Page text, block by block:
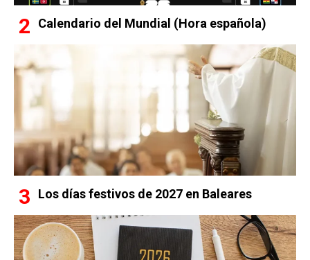
Calendario del Mundial (Hora española)
Los días festivos de 2027 en Baleares